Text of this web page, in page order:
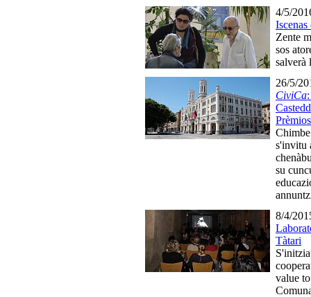
4/5/
Zente
sos
salverà
26/5/
CiviCa
s'invitu
su
8/4/
Tàtari
value